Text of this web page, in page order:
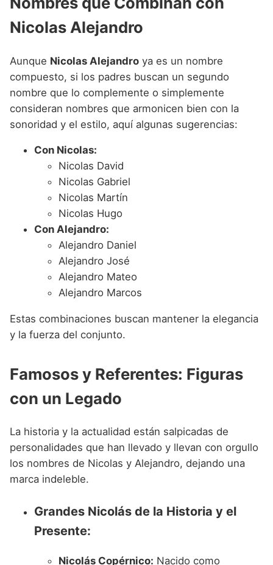
Nicolas Alejandro
Aunque Nicolas Alejandro ya es un nombre
compuesto, si los padres buscan un segundo
nombre que lo complemente o simplemente
consideran nombres que armonicen bien con la
sonoridad y el estilo, aquí algunas sugerencias:
Con Nicolas:
Nicolas David
Nicolas Gabriel
Nicolas Martín
Nicolas Hugo
Con Alejandro:
Alejandro Daniel
Alejandro José
Alejandro Mateo
Alejandro Marcos
Estas combinaciones buscan mantener la elegancia
y la fuerza del conjunto.
Famosos y Referentes: Figuras
con un Legado
La historia y la actualidad están salpicadas de
personalidades que han llevado y llevan con orgullo
los nombres de Nicolas y Alejandro, dejando una
marca indeleble.
Grandes Nicolás de la Historia y el
Presente:
Nicolás Copérnico: Nacido como